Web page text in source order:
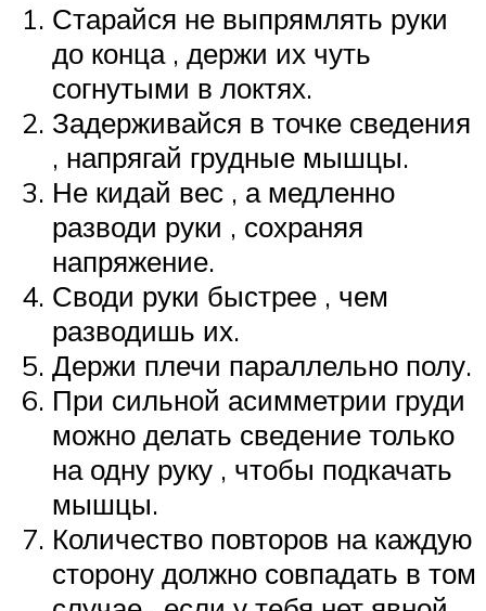
Старайся не выпрямлять руки
до конца , держи их чуть
согнутыми в локтях.
Задерживайся в точке сведения
, напрягай грудные мышцы.
Не кидай вес , а медленно
разводи руки , сохраняя
напряжение.
Своди руки быстрее , чем
разводишь их.
Держи плечи параллельно полу.
При сильной асимметрии груди
можно делать сведение только
на одну руку , чтобы подкачать
мышцы.
Количество повторов на каждую
сторону должно совпадать в том